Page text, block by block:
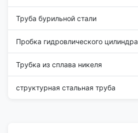
Труба бурильной стали
Пробка гидровлического цилиндра
Трубка из сплава никеля
структурная стальная труба